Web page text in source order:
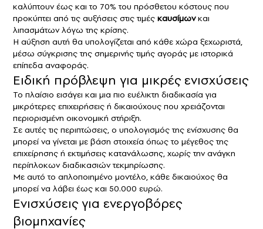
καλύπτουν έως και το 70% του πρόσθετου κόστους που
προκύπτει από τις αυξήσεις στις τιμές καυσίμωνκαι
λιπασμάτων λόγω της κρίσης.
Η αύξηση αυτή θα υπολογίζεται από κάθε χώρα ξεχωριστά,
μέσω σύγκρισης της σημερινής τιμής αγοράς με ιστορικά
επίπεδα αναφοράς.
Ειδική πρόβλεψη για μικρές ενισχύσεις
Το πλαίσιο εισάγει και μια πιο ευέλικτη διαδικασία για
μικρότερες επιχειρήσεις ή δικαιούχους που χρειάζονται
περιορισμένη οικονομική στήριξη.
Σε αυτές τις περιπτώσεις, ο υπολογισμός της ενίσχυσης θα
μπορεί να γίνεται με βάση στοιχεία όπως το μέγεθος της
επιχείρησης ή εκτιμήσεις κατανάλωσης, χωρίς την ανάγκη
περίπλοκων διαδικασιών τεκμηρίωσης.
Με αυτό το απλοποιημένο μοντέλο, κάθε δικαιούχος θα
μπορεί να λάβει έως και 50.000 ευρώ.
Ενισχύσεις για ενεργοβόρες
βιομηχανίες